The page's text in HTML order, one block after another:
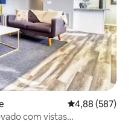
4,88 de uma
4,88 (587)
com vistas